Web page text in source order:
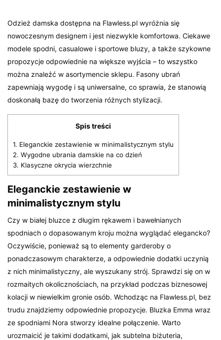
Odzież damska dostępna na Flawless.pl wyróżnia się
nowoczesnym designem i jest niezwykle komfortowa. Ciekawe
modele spodni, casualowe i sportowe bluzy, a także szykowne
propozycje odpowiednie na większe wyjścia – to wszystko
można znaleźć w asortymencie sklepu. Fasony ubrań
zapewniają wygodę i są uniwersalne, co sprawia, że stanowią
doskonałą bazę do tworzenia różnych stylizacji.
Spis treści
1. Eleganckie zestawienie w minimalistycznym stylu
2. Wygodne ubrania damskie na co dzień
3. Klasyczne okrycia wierzchnie
Eleganckie zestawienie w
minimalistycznym stylu
Czy w białej bluzce z długim rękawem i bawełnianych
spodniach o dopasowanym kroju można wyglądać elegancko?
Oczywiście, ponieważ są to elementy garderoby o
ponadczasowym charakterze, a odpowiednie dodatki uczynią
z nich minimalistyczny, ale wyszukany strój. Sprawdzi się on w
rozmaitych okolicznościach, na przykład podczas biznesowej
kolacji w niewielkim gronie osób. Wchodząc na Flawless.pl, bez
trudu znajdziemy odpowiednie propozycje. Bluzka Emma wraz
ze spodniami Nora stworzy idealne połączenie. Warto
urozmaicić je takimi dodatkami, jak subtelna biżuteria,